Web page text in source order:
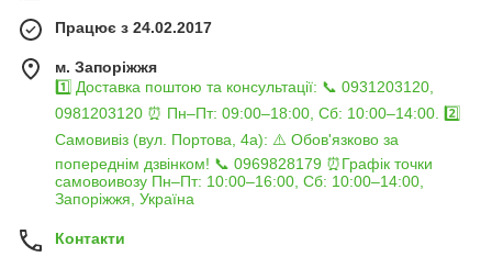
Працює з 24.02.2017
м. Запоріжжя
1️⃣ Доставка поштою та консультації: 📞 0931203120,
0981203120 ⏰ Пн–Пт: 09:00–18:00, Сб: 10:00–14:00. 2️⃣
Самовивіз (вул. Портова, 4а): ⚠️ Обов'язково за
попереднім дзвінком! 📞 0969828179 ⏰Графік точки
самовоивозу Пн–Пт: 10:00–16:00, Сб: 10:00–14:00,
Запоріжжя, Україна
Контакти